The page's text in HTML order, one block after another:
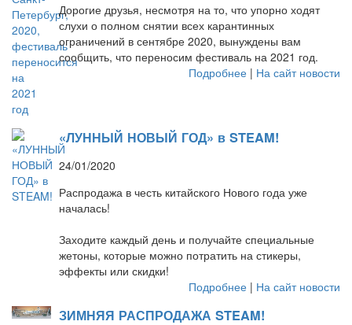
Дорогие друзья, несмотря на то, что упорно ходят
слухи о полном снятии всех карантинных
ограничений в сентябре 2020, вынуждены вам
сообщить, что переносим фестиваль на 2021 год.
Подробнее | На сайт новости
«ЛУННЫЙ НОВЫЙ ГОД» в STEAM!
24/01/2020
Распродажа в честь китайского Нового года уже
началась!
Заходите каждый день и получайте специальные
жетоны, которые можно потратить на стикеры,
эффекты или скидки!
Подробнее | На сайт новости
ЗИМНЯЯ РАСПРОДАЖА STEAM!